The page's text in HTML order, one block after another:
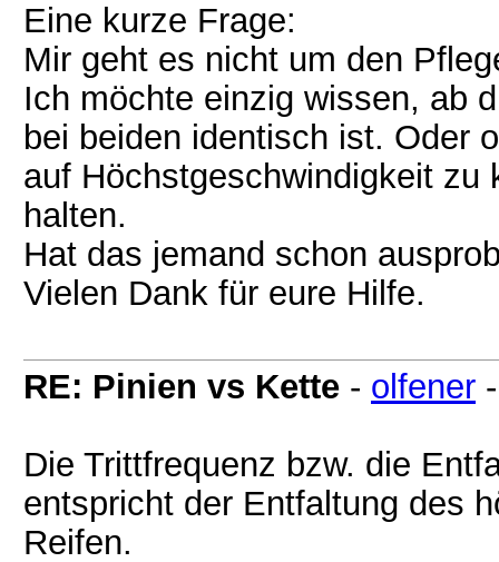
Eine kurze Frage:
Mir geht es nicht um den
Ich möchte einzig wissen, ab
bei beiden identisch ist. Oder
auf Höchstgeschwindigkeit zu
halten.
Hat das jemand schon
Vielen Dank für eure Hilfe.
RE: Pinien vs Kette - olfener
Die Trittfrequenz bzw. die
entspricht der Entfaltung des
Reifen.